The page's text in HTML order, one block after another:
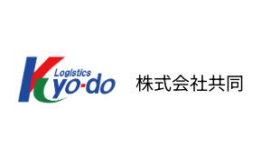
株式会社共同